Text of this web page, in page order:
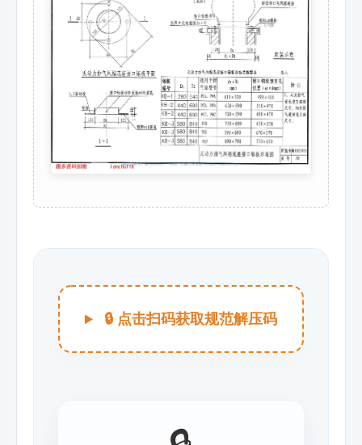
🔒 点击扫码获取规范解压码